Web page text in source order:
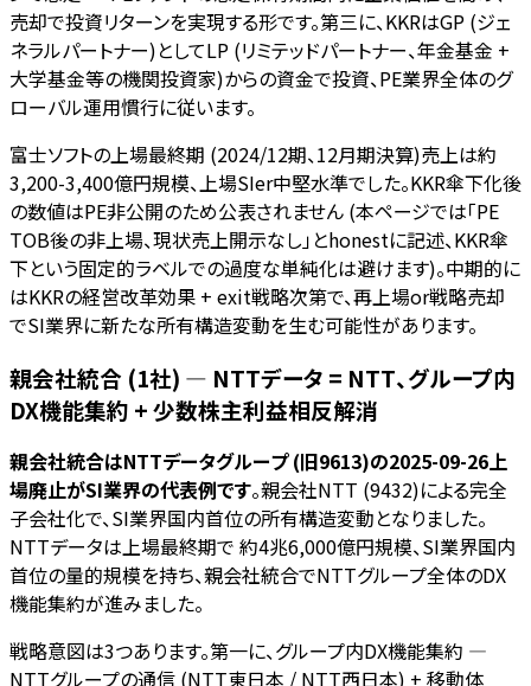
売却で投資リターンを実現する形です。第三に、KKRはGP (ジェ
ネラルパートナー)としてLP (リミテッドパートナー、年金基金 +
大学基金等の機関投資家)からの資金で投資、PE業界全体のグ
ローバル運用慣行に従います。
富士ソフトの上場最終期 (2024/12期、12月期決算)売上は約
3,200-3,400億円規模、上場SIer中堅水準でした。KKR傘下化後
の数値はPE非公開のため公表されません (本ページでは「PE
TOB後の非上場、現状売上開示なし」とhonestに記述、KKR傘
下という固定的ラベルでの過度な単純化は避けます)。中期的に
はKKRの経営改革効果 + exit戦略次第で、再上場or戦略売却
でSI業界に新たな所有構造変動を生む可能性があります。
親会社統合 (1社) — NTTデータ = NTT、グループ内
DX機能集約 + 少数株主利益相反解消
親会社統合はNTTデータグループ (旧9613)の2025-09-26上
場廃止がSI業界の代表例です。親会社NTT (9432)による完全
子会社化で、SI業界国内首位の所有構造変動となりました。
NTTデータは上場最終期で 約4兆6,000億円規模、SI業界国内
首位の量的規模を持ち、親会社統合でNTTグループ全体のDX
機能集約が進みました。
戦略意図は3つあります。第一に、グループ内DX機能集約 —
NTTグループの通信 (NTT東日本 / NTT西日本) + 移動体